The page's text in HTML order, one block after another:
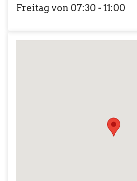
Freitag von 07:30 - 11:00